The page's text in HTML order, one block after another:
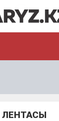
ЭКОНОМИКА
ОҚИҒА
ЛЕНТАСЫ